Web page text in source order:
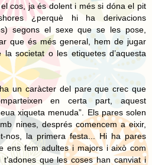
cos, ja és dolent i més si dóna el pit
¿perquè hi ha derivacions
segons el sexe que se les pose,
que és més general, hem de jugar
societat o les etiquetes d’aquesta
un caràcter del pare que crec que
en certa part, aquest
xiqueta menuda”. Els pares solen
nines, després comencem a eixir,
nos, la primera festa... Hi ha pares
ens fem adultes i majors i això com
que les coses han canviat i